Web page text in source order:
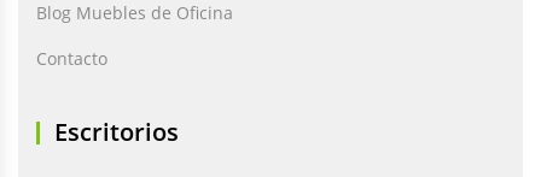
Blog Muebles de Oficina
Contacto
Escritorios